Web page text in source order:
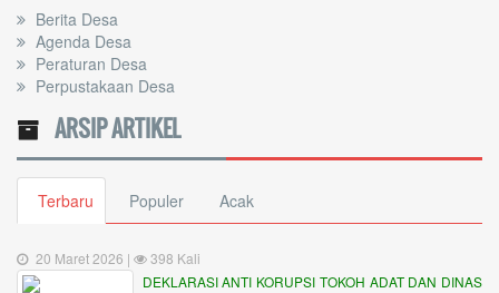
Berita Desa
Agenda Desa
Peraturan Desa
Perpustakaan Desa
ARSIP ARTIKEL
Terbaru Populer Acak
20 Maret 2026 |
398 Kali
DEKLARASI ANTI KORUPSI TOKOH ADAT DAN DINAS